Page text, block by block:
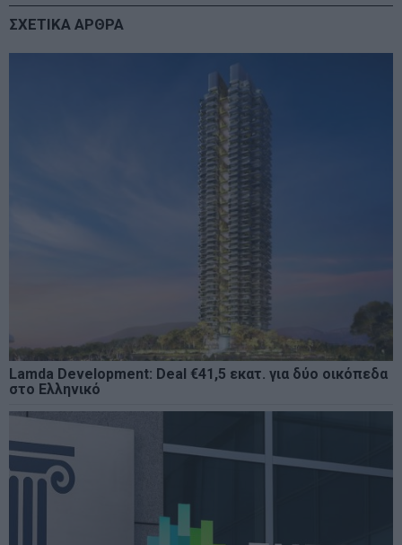
ΣΧΕΤΙΚΑ ΑΡΘΡΑ
Lamda Development: Deal €41,5 εκατ. για δύο οικόπεδα
στο Ελληνικό